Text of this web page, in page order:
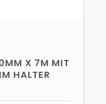
X 7M MIT
HALTER